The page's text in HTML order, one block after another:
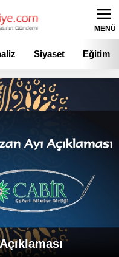
MENÜ
Siyaset Eğitim